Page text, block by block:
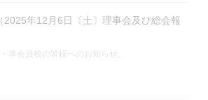
年12月6日〔土〕理事会及び総会報
準会員校の皆様へのお知らせ ,